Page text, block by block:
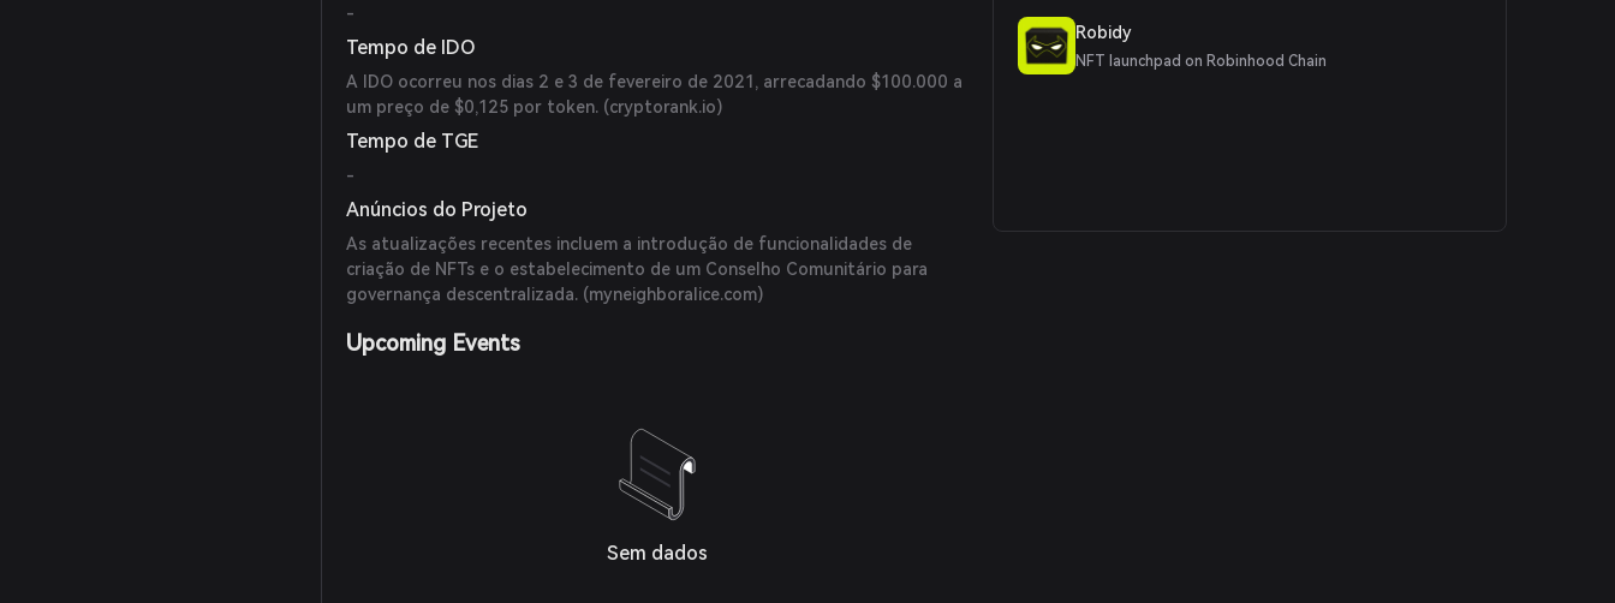
-
Tempo de IDO
A IDO ocorreu nos dias 2 e 3 de fevereiro de 2021, arrecadando $100.000 a
um preço de $0,125 por token. (cryptorank.io)
Tempo de TGE
-
Anúncios do Projeto
As atualizações recentes incluem a introdução de funcionalidades de
criação de NFTs e o estabelecimento de um Conselho Comunitário para
governança descentralizada. (myneighboralice.com)
Upcoming Events
Sem dados
Robidy
NFT launchpad on Robinhood Chain